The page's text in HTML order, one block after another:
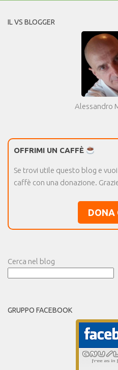
IL VS BLOGGER
Alessandro
OFFRIMI UN CAFFÈ
Se trovi utile questo blog e
caffè con una donazione.
DONA
Cerca nel blog
GRUPPO FACEBOOK